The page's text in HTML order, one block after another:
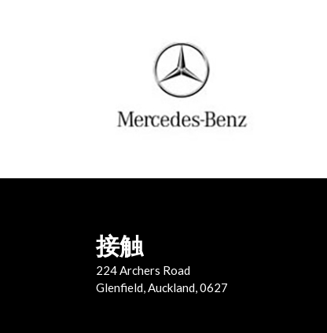
接触
224 Archers Road
Glenfield, Auckland, 0627